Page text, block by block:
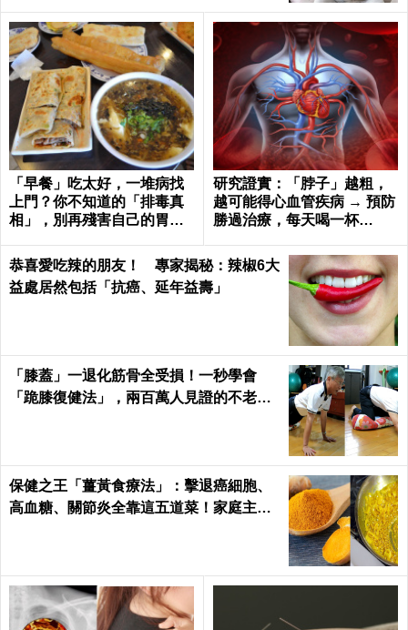
「早餐」吃太好，一堆病找
上門？你不知道的「排毒真
相」，別再殘害自己的胃
研究證實：「脖子」越粗，
越可能得心血管疾病 → 預防
勝過治療，每天喝一杯
恭喜愛吃辣的朋友！ 專家揭秘：辣椒6大
益處居然包括「抗癌、延年益壽」
「膝蓋」一退化筋骨全受損！一秒學會
「跪膝復健法」，兩百萬人見證的不老伸
保健之王「薑黃食療法」：擊退癌細胞、
高血糖、關節炎全靠這五道菜！家庭主婦